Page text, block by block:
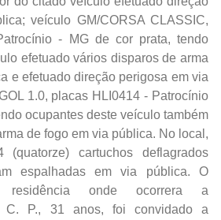
veículo GM/CORSA CLASSIC,
- MG de cor prata, tendo
efetuado vários disparos de arma
e efetuado direção perigosa em via
1.0, placas HLI0414 - Patrocínio
ocupantes deste veículo também
de fogo em via pública. No local,
(quatorze) cartuchos deflagrados
espalhadas em via pública. O
residência onde ocorrera a
C. P., 31 anos, foi convidado a